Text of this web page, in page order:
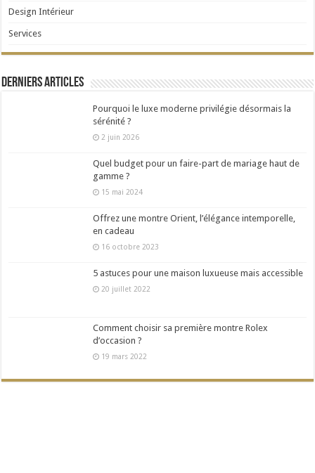
Design Intérieur
Services
Derniers articles
Pourquoi le luxe moderne privilégie désormais la
sérénité ?
2 juin 2026
Quel budget pour un faire-part de mariage haut de
gamme ?
15 mai 2024
Offrez une montre Orient, l’élégance intemporelle,
en cadeau
16 octobre 2023
5 astuces pour une maison luxueuse mais accessible
20 juillet 2022
Comment choisir sa première montre Rolex
d’occasion ?
19 mars 2022